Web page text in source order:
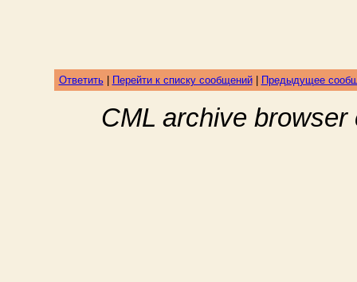
Ответить| Перейти к списку сообщений| Предыдущее
CML archive